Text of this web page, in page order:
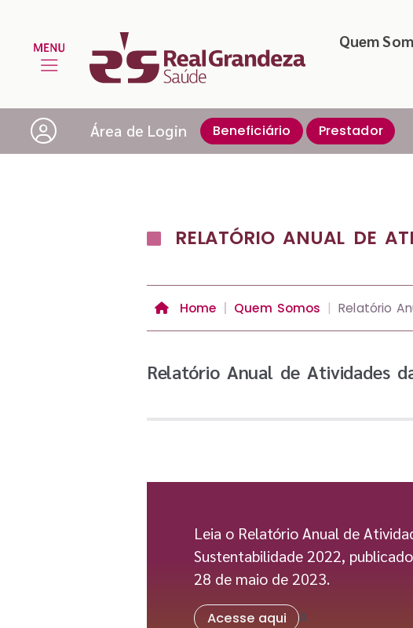
Quem
Área de Login Beneficiário Prestador
RELATÓRIO ANUAL DE
Home Quem Somos Relatório
Relatório Anual de Atividades
Leia o Relatório Anual de
Sustentabilidade 2022,
28 de maio de 2023.
Acesse aqui A